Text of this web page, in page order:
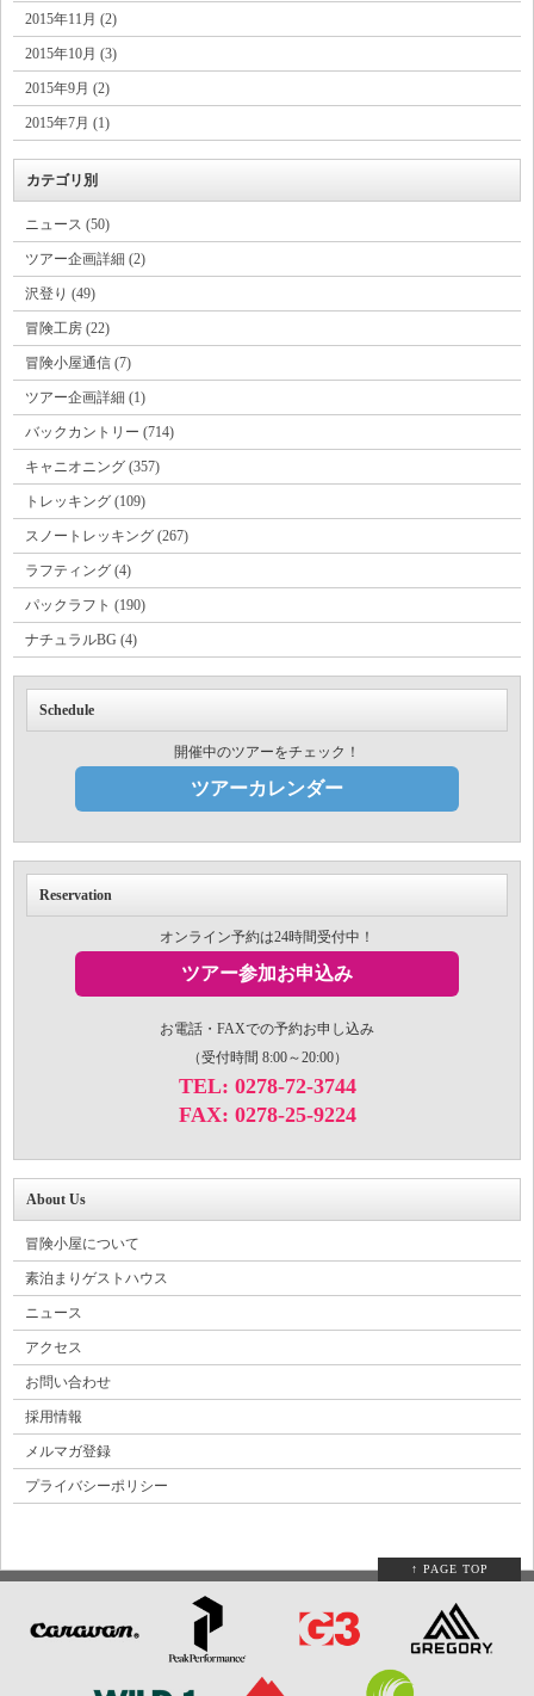
2015年11月 (2)
2015年10月 (3)
2015年9月 (2)
2015年7月 (1)
カテゴリ別
ニュース (50)
ツアー企画詳細 (2)
沢登り (49)
冒険工房 (22)
冒険小屋通信 (7)
ツアー企画詳細 (1)
バックカントリー (714)
キャニオニング (357)
トレッキング (109)
スノートレッキング (267)
ラフティング (4)
パックラフト (190)
ナチュラルBG (4)
Schedule
開催中のツアーをチェック！
ツアーカレンダー
Reservation
オンライン予約は24時間受付中！
ツアー参加お申込み
お電話・FAXでの予約お申し込み
（受付時間 8:00～20:00）
TEL: 0278-72-3744
FAX: 0278-25-9224
About Us
冒険小屋について
素泊まりゲストハウス
ニュース
アクセス
お問い合わせ
採用情報
メルマガ登録
プライバシーポリシー
↑ PAGE TOP